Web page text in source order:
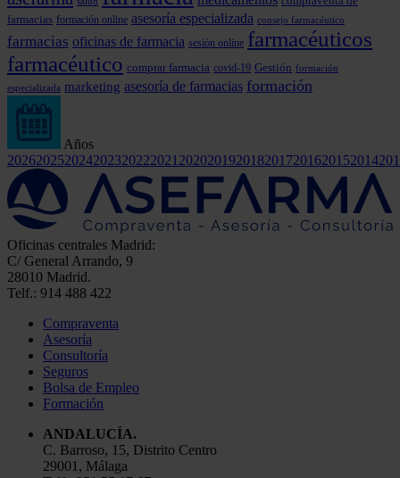
farmacias formación online asesoría especializada consejo farmacéutico
farmacias oficinas de farmacia sesión online farmacéuticos
farmacéutico comprar farmacia covid-19 Gestión formación
especializada marketing asesoría de farmacias formación
Años
202620252024202320222021 2020201920182017201620152014
Oficinas centrales Madrid:
C/ General Arrando, 9
28010 Madrid.
Telf.: 914 488 422
Compraventa
Asesoría
Consultoría
Seguros
Bolsa de Empleo
Formación
ANDALUCÍA.
C. Barroso, 15, Distrito Centro
29001, Málaga